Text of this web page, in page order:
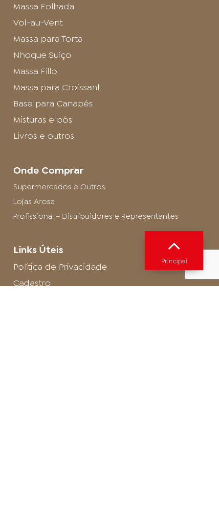
Massa Folhada
Vol-au-Vent
Massa para Torta
Nhoque Suíço
Massa Fillo
Massa para Croissant
Base para Canapés
Misturas e pós
Livros e outros
Onde Comprar
Supermercados e Outros
Lojas Arosa
Profissional – Distribuidores e Representantes
Links Úteis
Política de Privacidade
Cadastro
Principal